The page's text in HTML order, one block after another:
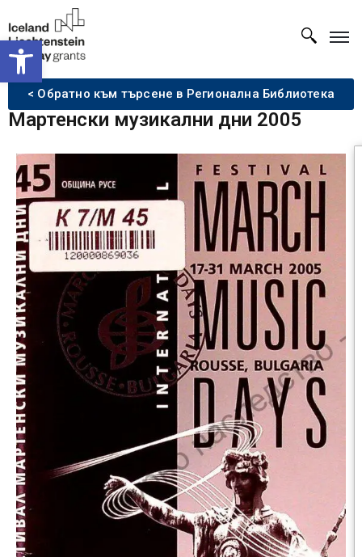
Open toolbar
< Обратно към търсене в Регионална Библиотека
Мартенски музикални дни 2005